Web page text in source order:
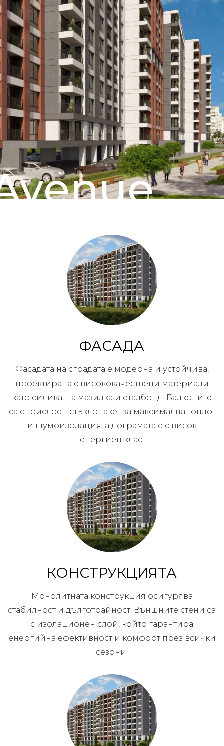
ФАСАДА
Фасадата на сградата е модерна и устойчива,
проектирана с висококачествени материали
като силикатна мазилка и еталбонд. Балконите
са с трислоен стъклопакет за максимална топло-
и шумоизолация, а дограмата е с висок
енергиен клас.
КОНСТРУКЦИЯТА
Монолитната конструкция осигурява
стабилност и дълготрайност. Външните стени са
с изолационен слой, който гарантира
енергийна ефективност и комфорт през всички
сезони.